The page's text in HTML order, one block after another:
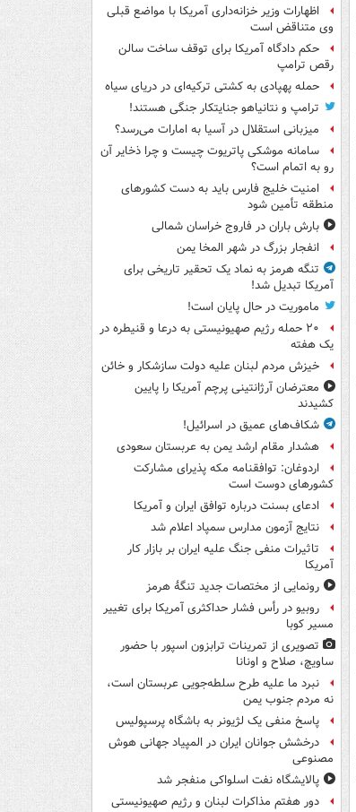
اظهارات وزیر خزانه‌داری آمریکا با مواضع قبلی
وی متناقض است
حکم دادگاه آمریکا برای توقف ساخت سالن
رقص ترامپ
حمله پهپادی به کشتی ترکیه‌ای در دریای سیاه
ترامپ و نتانیاهو جنایتکار جنگی هستند!
میزبانی استقلال در آسیا به امارات می‌رسد؟
سامانه موشکی پاتریوت چیست و چرا ذخایر آن
رو به اتمام است؟
امنیت خلیج فارس باید به دست کشورهای
منطقه تأمین شود
بارش باران در فاروج خراسان شمالی
انفجار بزرگ در شهر المخا یمن
تنگه هرمز به نماد یک تحقیر تاریخی برای
آمریکا تبدیل شد!
ماموریت در حال پایان است!
۲۰ حمله رژیم صهیونیستی به درعا و قنیطره در
یک هفته
خیزش مردم لبنان علیه دولت سازشکار و خائن
معترضان آرژانتینی پرچم آمریکا را پایین
کشیدند
شکاف‌های عمیق در اسرائیل!
هشدار مقام ارشد یمن به عربستان سعودی
اردوغان: توافقنامه مکه پذیرای مشارکت
کشورهای دوست است
ادعای بسنت درباره توافق ایران و آمریکا
نتایج آزمون مدارس سمپاد اعلام شد
تاثیرات منفی جنگ علیه ایران بر بازار کار
آمریکا
رونمایی از مختصات جدید تنگۀ هرمز
روبیو در رأس فشار حداکثری آمریکا برای تغییر
مسیر کوبا
تصویری از تمرینات ترابزون اسپور با حضور
ساویچ، صلاح و اونانا
نبرد ما علیه طرح سلطه‌جویی عربستان است،
نه مردم جنوب یمن
پاسخ منفی یک لژیونر به باشگاه پرسپولیس
درخشش جوانان ایران در المپیاد جهانی هوش
مصنوعی
پالایشگاه نفت اسلواکی منفجر شد
دور هفتم مذاکرات لبنان و رژیم صهیونیستی